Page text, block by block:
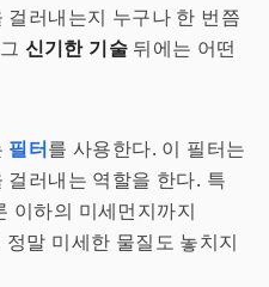
러내는지 누구나 한 번쯤
신기한 기술 뒤에는 어떤
필터를 사용한다. 이 필터는
러내는 역할을 한다. 특
이하의 미세먼지까지
말 미세한 물질도 놓치지